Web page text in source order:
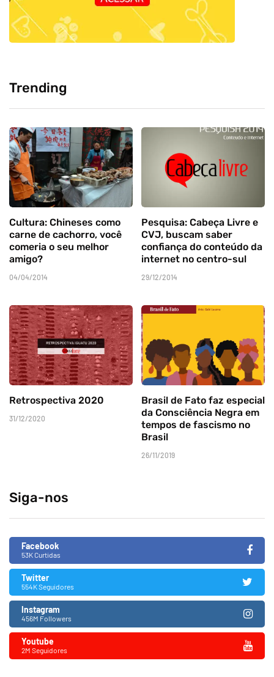
Trending
Cultura: Chineses como
carne de cachorro, você
comeria o seu melhor
amigo?
04/04/2014
Pesquisa: Cabeça Livre e
CVJ, buscam saber
confiança do conteúdo da
internet no centro-sul
29/12/2014
Retrospectiva 2020
31/12/2020
Brasil de Fato faz especial
da Consciência Negra em
tempos de fascismo no
Brasil
26/11/2019
Siga-nos
Facebook
53K Curtidas
Twitter
554K Seguidores
Instagram
456M Followers
Youtube
2M Seguidores